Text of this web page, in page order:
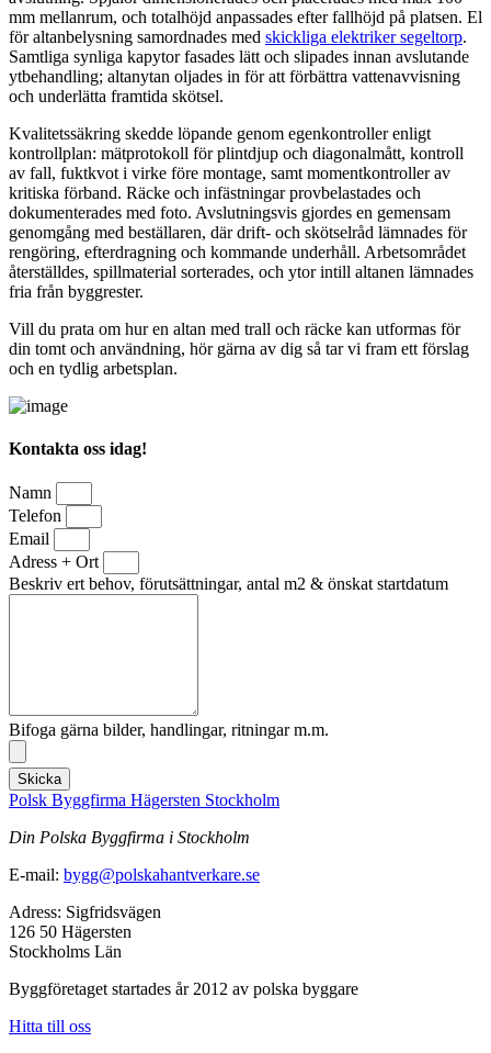
mm mellanrum, och totalhöjd anpassades efter fallhöjd på platsen. El
för altanbelysning samordnades med skickliga elektriker segeltorp.
Samtliga synliga kapytor fasades lätt och slipades innan avslutande
ytbehandling; altanytan oljades in för att förbättra vattenavvisning
och underlätta framtida skötsel.
Kvalitetssäkring skedde löpande genom egenkontroller enligt
kontrollplan: mätprotokoll för plintdjup och diagonalmått, kontroll
av fall, fuktkvot i virke före montage, samt momentkontroller av
kritiska förband. Räcke och infästningar provbelastades och
dokumenterades med foto. Avslutningsvis gjordes en gemensam
genomgång med beställaren, där drift- och skötselråd lämnades för
rengöring, efterdragning och kommande underhåll. Arbetsområdet
återställdes, spillmaterial sorterades, och ytor intill altanen lämnades
fria från byggrester.
Vill du prata om hur en altan med trall och räcke kan utformas för
din tomt och användning, hör gärna av dig så tar vi fram ett förslag
och en tydlig arbetsplan.
Kontakta oss idag!
Namn
Telefon
Email
Adress + Ort
Beskriv ert behov, förutsättningar, antal m2 & önskat startdatum
Bifoga gärna bilder, handlingar, ritningar m.m.
Skicka
Polsk Byggfirma Hägersten Stockholm
Din Polska Byggfirma i Stockholm
E-mail: bygg@polskahantverkare.se
Adress: Sigfridsvägen
126 50 Hägersten
Stockholms Län
Byggföretaget startades år 2012 av polska byggare
Hitta till oss